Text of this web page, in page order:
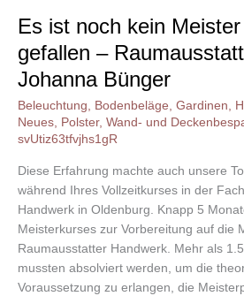
Es ist noch kein
gefallen –
Johanna Bünger
Beleuchtung, Bodenbeläge, Gardinen,
Neues, Polster, Wand- und
svUtiz63tfvjhs1gR
Diese Erfahrung machte auch unsere
während Ihres Vollzeitkurses in der
Handwerk in Oldenburg. Knapp 5
Meisterkurses zur Vorbereitung auf die
Raumausstatter Handwerk. Mehr als
mussten absolviert werden, um die
Voraussetzung zu erlangen, die
noch
Meister
vom
Himmel
gefallen
–
Meisterin
Johanna
Bünger